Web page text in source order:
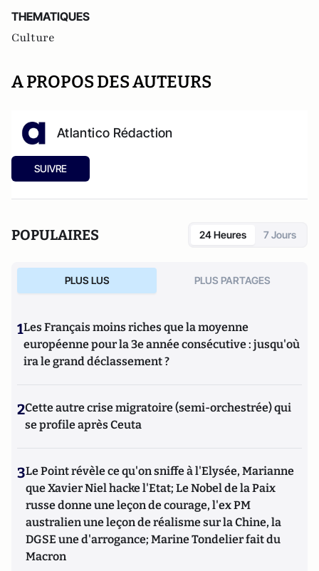
THEMATIQUES
Culture
A PROPOS DES AUTEURS
Atlantico Rédaction
SUIVRE
POPULAIRES 24 Heures 7 Jours
PLUS LUS PLUS PARTAGES
1Les Français moins riches que la moyenne
européenne pour la 3e année consécutive : jusqu'où
ira le grand déclassement ?
2Cette autre crise migratoire (semi-orchestrée) qui
se profile après Ceuta
3Le Point révèle ce qu'on sniffe à l'Elysée, Marianne
que Xavier Niel hacke l'Etat; Le Nobel de la Paix
russe donne une leçon de courage, l'ex PM
australien une leçon de réalisme sur la Chine, la
DGSE une d'arrogance; Marine Tondelier fait du
Macron